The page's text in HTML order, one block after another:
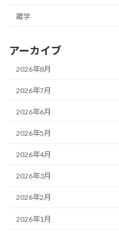
雑学
アーカイブ
2026年8月
2026年7月
2026年6月
2026年5月
2026年4月
2026年3月
2026年2月
2026年1月